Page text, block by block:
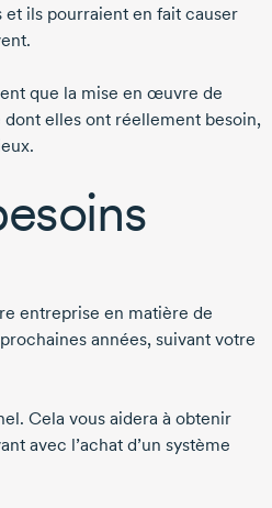
ils pourraient en fait causer
que la mise en œuvre de
elles ont réellement besoin,
entreprise en matière de
années, suivant votre
Cela vous aidera à obtenir
avec l’achat d’un système